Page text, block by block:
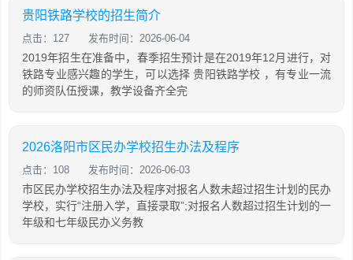
贵阳铁路学校的招生简介
点击：127 发布时间：2026-06-04
2019年招生在准备中，春季招生预计是在2019年12月进行，对
铁路专业感兴趣的学生，可以选择 贵阳铁路学校 ，有专业一流
的师资队伍授课，教学设备齐全完
2026洛阳市区民办学校招生办法及程序
点击：108 发布时间：2026-06-03
市区民办学校招生办法及程序对报名人数未超过招生计划的民办
学校，实行“注册入学，直接录取”;对报名人数超过招生计划的一
年级和七年级民办义务教